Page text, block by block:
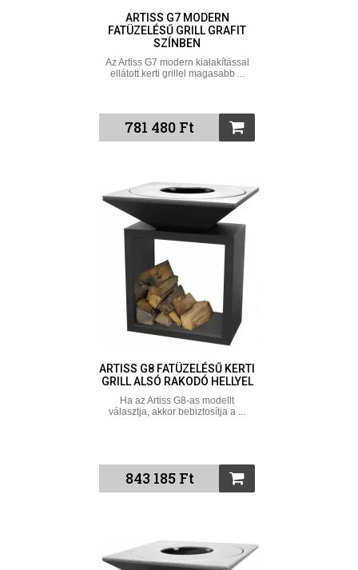
ARTISS G7 MODERN
FATÜZELÉSŰ GRILL GRAFIT
SZÍNBEN
Az Artiss G7 modern kialakítással
ellátott kerti grillel magasabb ...
781 480 Ft
ARTISS G8 FATÜZELÉSŰ KERTI
GRILL ALSÓ RAKODÓ HELLYEL
Ha az Artiss G8-as modellt
választja, akkor bebiztosítja a ...
843 185 Ft